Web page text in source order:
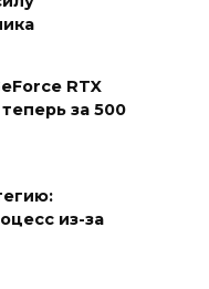
RTX
за 500
из-за